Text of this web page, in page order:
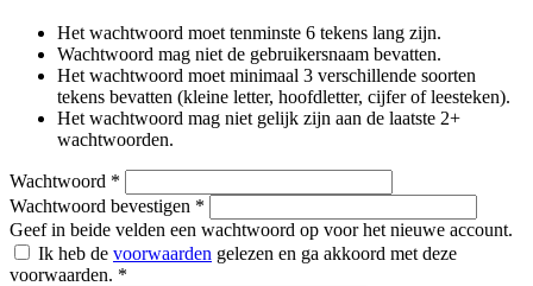
Het wachtwoord moet tenminste 6 tekens lang zijn.
Wachtwoord mag niet de gebruikersnaam bevatten.
Het wachtwoord moet minimaal 3 verschillende soorten
tekens bevatten (kleine letter, hoofdletter, cijfer of leesteken).
Het wachtwoord mag niet gelijk zijn aan de laatste 2+
wachtwoorden.
Wachtwoord *
Wachtwoord bevestigen *
Geef in beide velden een wachtwoord op voor het nieuwe account.
Ik heb de voorwaarden gelezen en ga akkoord met deze
voorwaarden. *